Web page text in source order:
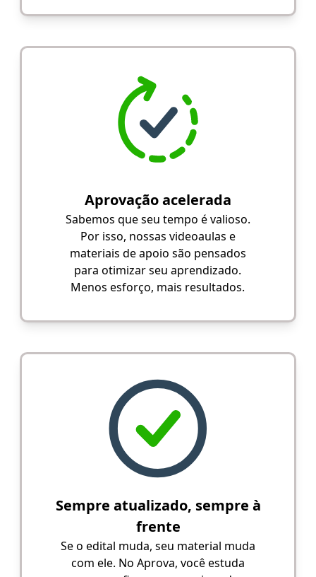
Aprovação acelerada
Sabemos que seu tempo é valioso.
Por isso, nossas videoaulas e
materiais de apoio são pensados
para otimizar seu aprendizado.
Menos esforço, mais resultados.
Sempre atualizado, sempre à
frente
Se o edital muda, seu material muda
com ele. No Aprova, você estuda